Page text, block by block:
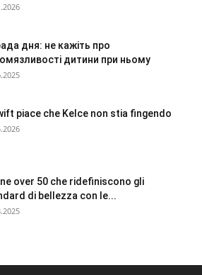
дня: не кажіть про
дитини при ньому
piace che Kelce non stia fingendo
over 50 che ridefiniscono gli
di bellezza con le...